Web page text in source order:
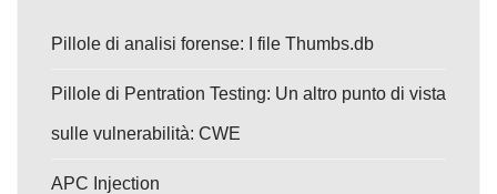
Pillole di analisi forense: I file Thumbs.db
Pillole di Pentration Testing: Un altro punto di vista
sulle vulnerabilità: CWE
APC Injection